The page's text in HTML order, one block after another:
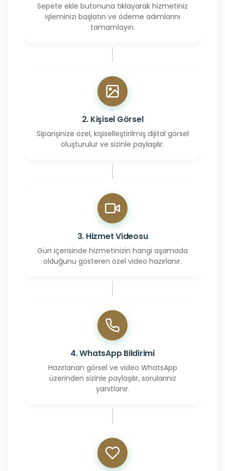
Sepete ekle butonuna tıklayarak hizmetiniz
işleminizi başlatın ve ödeme adımlarını
tamamlayın.
2. Kişisel Görsel
Siparişinize özel, kişiselleştirilmiş dijital görsel
oluşturulur ve sizinle paylaşılır.
3. Hizmet Videosu
Gün içerisinde hizmetinizin hangi aşamada
olduğunu gösteren özel video hazırlanır.
4. WhatsApp Bildirimi
Hazırlanan görsel ve video WhatsApp
üzerinden sizinle paylaşılır, sorularınız
yanıtlanır.